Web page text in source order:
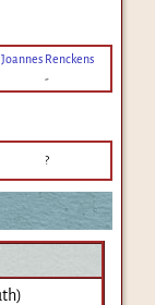
Joannes Renckens
-
?